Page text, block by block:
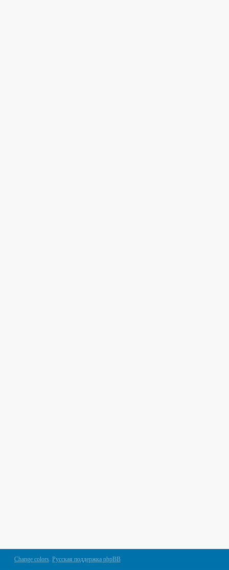
Change colors. Русская поддержка phpBB